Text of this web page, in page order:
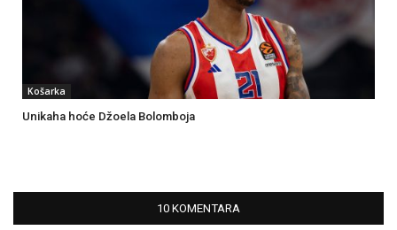
Košarka
Unikaha hoće Džoela Bolomboja
10 KOMENTARA